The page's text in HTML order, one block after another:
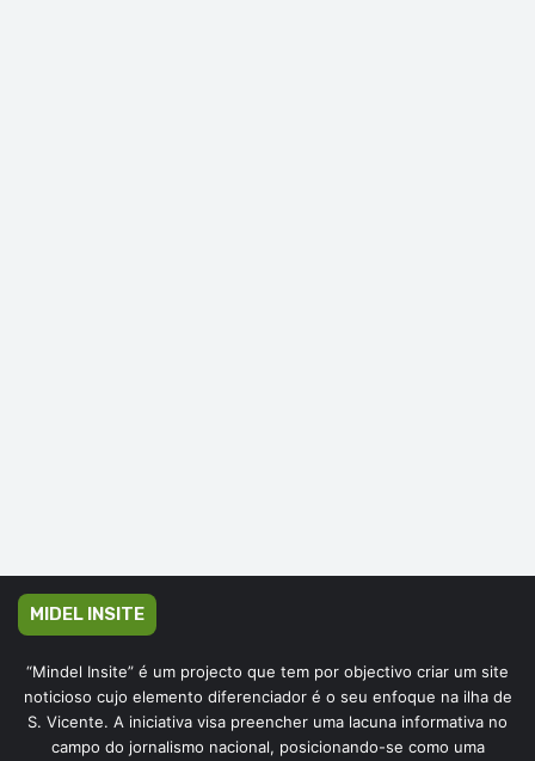
MIDEL INSITE
“Mindel Insite” é um projecto que tem por objectivo criar um site
noticioso cujo elemento diferenciador é o seu enfoque na ilha de
S. Vicente. A iniciativa visa preencher uma lacuna informativa no
campo do jornalismo nacional, posicionando-se como uma